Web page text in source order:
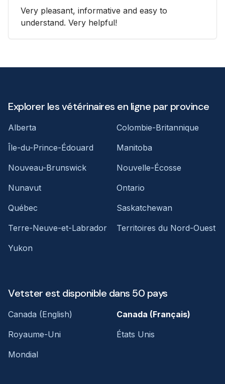
Very pleasant, informative and easy to
understand. Very helpful!
Explorer les vétérinaires en ligne par province
Alberta
Colombie-Britannique
Île-du-Prince-Édouard
Manitoba
Nouveau-Brunswick
Nouvelle-Écosse
Nunavut
Ontario
Québec
Saskatchewan
Terre-Neuve-et-Labrador
Territoires du Nord-Ouest
Yukon
Vetster est disponible dans 50 pays
Canada (English)
Canada (Français)
Royaume-Uni
États Unis
Mondial